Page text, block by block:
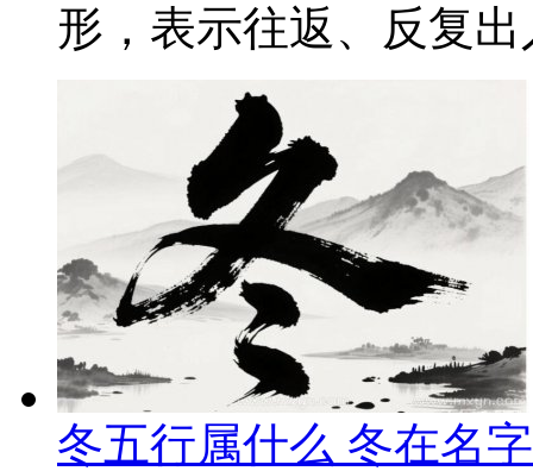
形，表示往返、反复
冬五行属什么 冬在名